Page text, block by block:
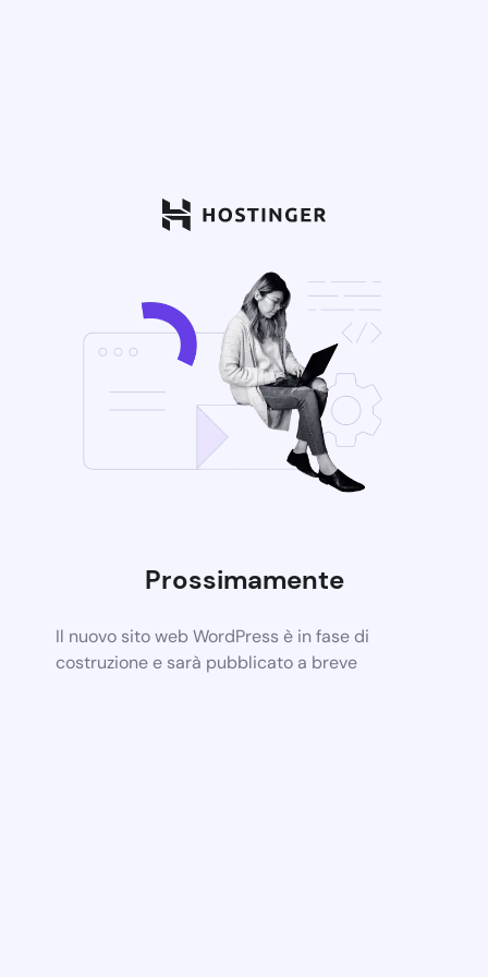
Prossimamente
Il nuovo sito web WordPress è in fase di
costruzione e sarà pubblicato a breve